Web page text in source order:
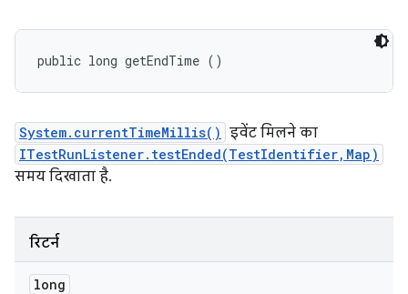
public long getEndTime ()
System.currentTimeMillis() इवेंट मिलने का
ITestRunListener.testEnded(TestIdentifier,Map)
समय दिखाता है.
रिटर्न
long